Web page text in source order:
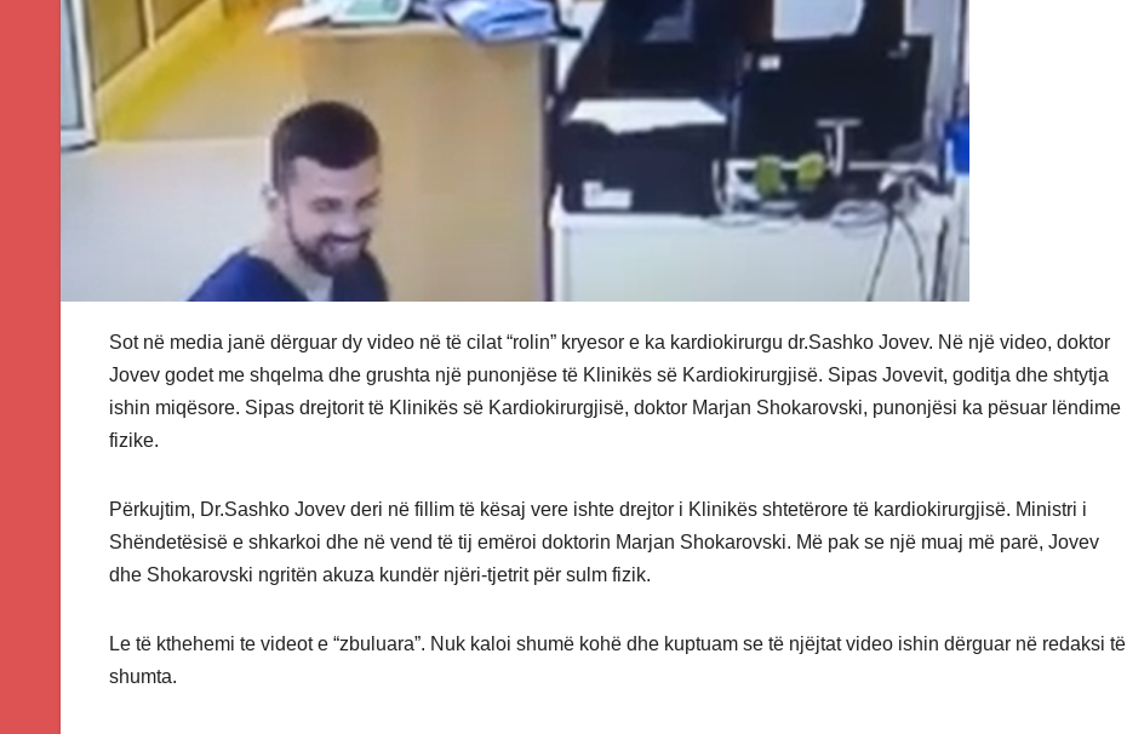
Sot në media janë dërguar dy video në të cilat “rolin” kryesor e ka kardiokirurgu dr.Sashko Jovev. Në një video, doktor
Jovev godet me shqelma dhe grushta një punonjëse të Klinikës së Kardiokirurgjisë. Sipas Jovevit, goditja dhe shtytja
ishin miqësore. Sipas drejtorit të Klinikës së Kardiokirurgjisë, doktor Marjan Shokarovski, punonjësi ka pësuar lëndime
fizike.
Përkujtim, Dr.Sashko Jovev deri në fillim të kësaj vere ishte drejtor i Klinikës shtetërore të kardiokirurgjisë. Ministri i
Shëndetësisë e shkarkoi dhe në vend të tij emëroi doktorin Marjan Shokarovski. Më pak se një muaj më parë, Jovev
dhe Shokarovski ngritën akuza kundër njëri-tjetrit për sulm fizik.
Le të kthehemi te videot e “zbuluara”. Nuk kaloi shumë kohë dhe kuptuam se të njëjtat video ishin dërguar në redaksi të
shumta.